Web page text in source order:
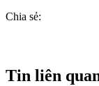
Chia sẻ:
Tin liên